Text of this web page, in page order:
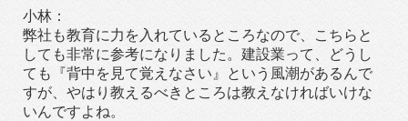
小林：
弊社も教育に力を入れているところなので、こちらと
しても非常に参考になりました。建設業って、どうし
ても『背中を見て覚えなさい』という風潮があるんで
すが、やはり教えるべきところは教えなければいけな
いんですよね。